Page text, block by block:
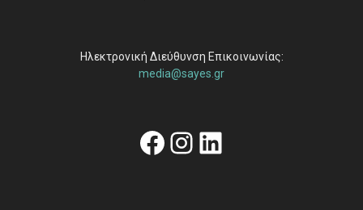
Ηλεκτρονική Διεύθυνση Επικοινωνίας:
media@sayes.gr
Facebook
Instagram
Linkedin